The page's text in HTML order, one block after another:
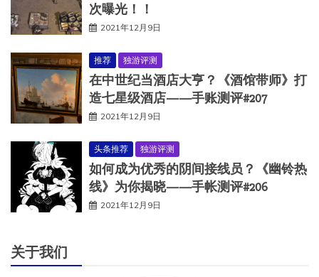
次曝光！！
2021年12月9日
推荐 独游评测
在中世纪当酒店大亨？《酒馆带师》打
造七星级酒店——手账测评#207
2021年12月9日
头条推荐 独游评测
如何成为优秀的阴间接线员？《幽铃热
线》为你揭晓——手帐测评#206
2021年12月9日
关于我们